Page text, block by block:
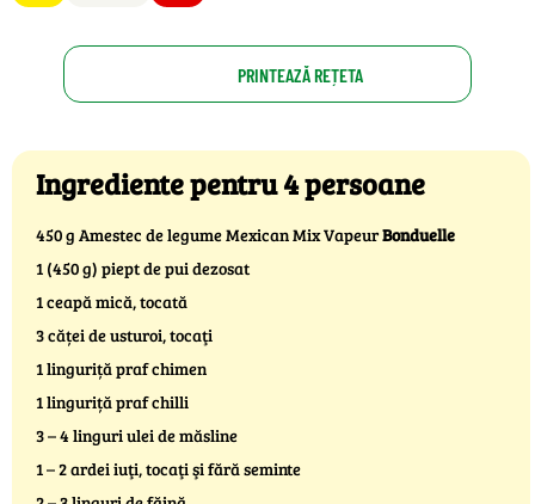
PRINTEAZĂ REȚETA
Ingrediente pentru 4 persoane
450 g Amestec de legume Mexican Mix VapeurBonduelle
1 (450 g) piept de pui dezosat
1 ceapă mică, tocată
3 căței de usturoi, tocaţi
1 linguriță praf chimen
1 linguriță praf chilli
3 – 4 linguri ulei de măsline
1 – 2 ardei iuţi, tocaţi şi fără seminte